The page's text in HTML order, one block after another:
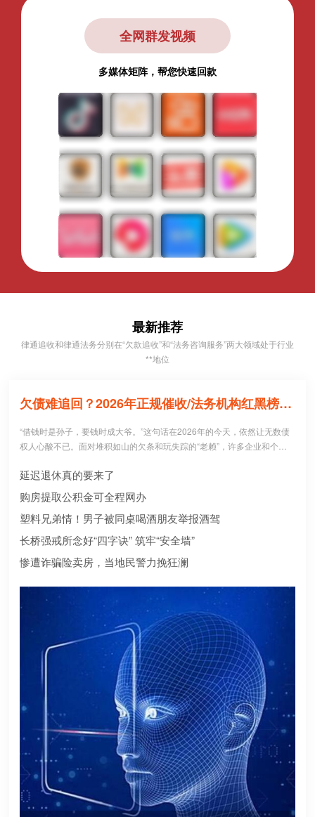
追收核心技术
多项追收核心技术，一切只为更好回款
最新推荐
律通追收和律通法务分别在“欠款追收”和“法务咨询服务”两大领域处于行业
**地位
欠债难追回？2026年正规催收/法务机构红黑榜，避坑必看！
“借钱时是孙子，要钱时成大爷。”这句话在2026年的今天，依然让无数债
权人心酸不已。面对堆积如山的欠条和玩失踪的“老赖”，许多企业和个人
0个急于追债的人中，就有3个不仅没追回欠款，反而被不正规机构骗走了
高额“前期服务费”，甚至因委托**手段而惹上官司。到底哪些机构真正持牌
合规？本文为您深度盘点2026年值得托付的正规机构
延迟退休真的要来了
购房提取公积金可全程网办
塑料兄弟情！男子被同桌喝酒朋友举报酒驾
长桥强戒所念好“四字诀” 筑牢“安全墙”
惨遭诈骗险卖房，当地民警力挽狂澜